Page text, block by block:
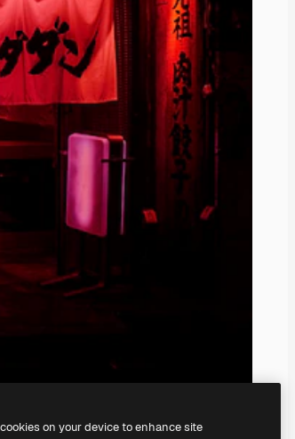
on your device to enhance site